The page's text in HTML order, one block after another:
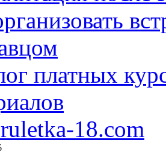
платных
18.com